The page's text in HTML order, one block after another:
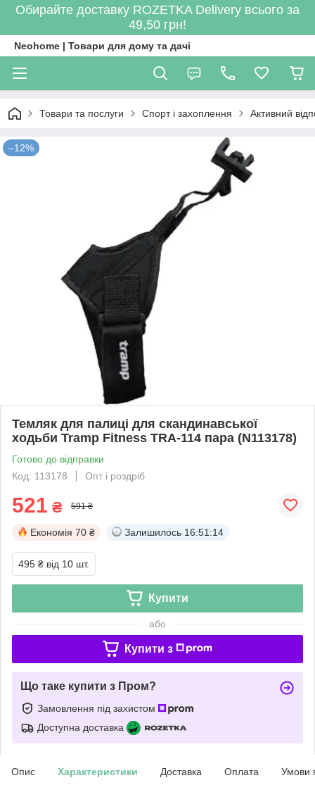
Обирайте доставку ROZETKA Delivery всього за
49,50 грн!
Neohome | Товари для дому та дачі
Товари та послуги Спорт і захоплення Активний
–12%
Темляк для палиці для скандинавської
ходьби Tramp Fitness TRA-114 пара (N113178)
Готово до відправки
Код: 113178
Опт і роздріб
521 ₴ 591 ₴
Економія 70 ₴ Залишилось 16:51:14
495 ₴ від 10 шт.
Купити
або
Купити з
Що таке купити з Пром?
Замовлення під захистом
Доступна доставка
Опис Характеристики Доставка Оплата Умови